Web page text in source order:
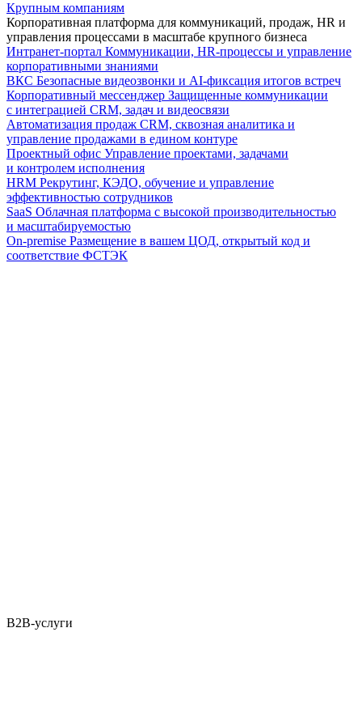
Крупным компаниям
Корпоративная платформа для коммуникаций, продаж, HR и
управления процессами в масштабе крупного бизнеса
Интранет-портал Коммуникации, HR-процессы и управление
корпоративными знаниями
ВКС Безопасные видеозвонки и AI-фиксация итогов встреч
Корпоративный мессенджер Защищенные коммуникации
с интеграцией CRM, задач и видеосвязи
Автоматизация продаж CRM, сквозная аналитика и
управление продажами в едином контуре
Проектный офис Управление проектами, задачами
и контролем исполнения
HRM Рекрутинг, КЭДО, обучение и управление
эффективностью сотрудников
SaaS Облачная платформа с высокой производительностью
и масштабируемостью
On-premise Размещение в вашем ЦОД, открытый код и
соответствие ФСТЭК
B2B-услуги